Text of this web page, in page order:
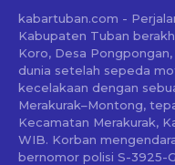
kabartuban.com -
Kabupaten Tuban
Koro, Desa
dunia setelah sepeda
kecelakaan dengan
Merakurak–Montong,
Kecamatan Merakurak,
WIB. Korban mengendarai sepeda motor Honda Supra
bernomor polisi S-3925-